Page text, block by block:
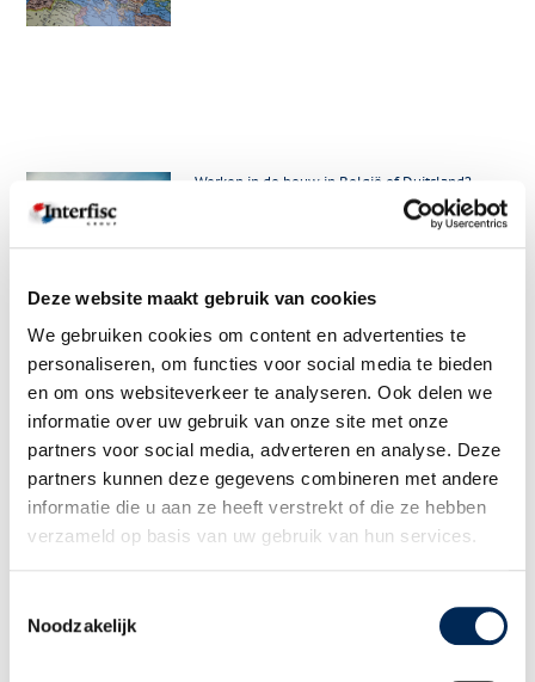
Deze website maakt gebruik van cookies
We gebruiken cookies om content en advertenties te
personaliseren, om functies voor social media te bieden
en om ons websiteverkeer te analyseren. Ook delen we
informatie over uw gebruik van onze site met onze
partners voor social media, adverteren en analyse. Deze
partners kunnen deze gegevens combineren met andere
informatie die u aan ze heeft verstrekt of die ze hebben
verzameld op basis van uw gebruik van hun services.
Noodzakelijk
Werken in de bouw in België of Duitsland?
Informatiebijeenkomst ‘Zakendoen in
Nederland: kansen, cultuur en regelgeving’